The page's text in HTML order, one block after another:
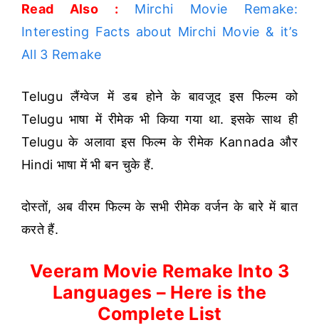
Read Also :
Mirchi Movie Remake:
Interesting Facts about Mirchi Movie & it’s
All 3 Remake
Telugu लैंग्वेज में डब होने के बावजूद इस फिल्म को
Telugu भाषा में रीमेक भी किया गया था. इसके साथ ही
Telugu के अलावा इस फिल्म के रीमेक Kannada और
Hindi भाषा में भी बन चुके हैं.
दोस्तों, अब वीरम फिल्म के सभी रीमेक वर्जन के बारे में बात
करते हैं.
Veeram Movie Remake Into 3
Languages – Here is the
Complete List